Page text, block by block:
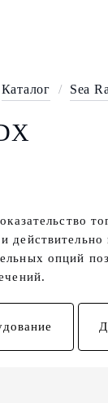
Каталог / Sea
опций